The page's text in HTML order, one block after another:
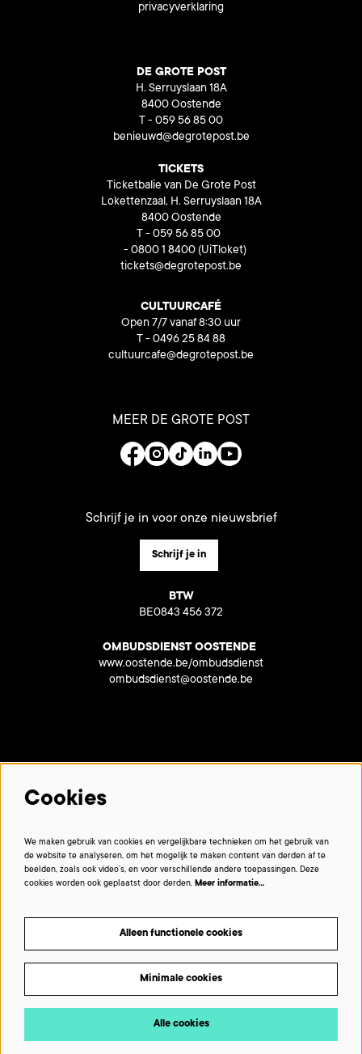
privacyverklaring
DE GROTE POST
H. Serruyslaan 18A
8400 Oostende
T - 059 56 85 00
benieuwd@degrotepost.be
TICKETS
Ticketbalie van De Grote Post
Lokettenzaal, H. Serruyslaan 18A
8400 Oostende
T - 059 56 85 00
- 0800 1 8400 (UiTloket)
tickets@degrotepost.be
CULTUURCAFÉ
Open 7/7 vanaf 8:30 uur
T - 0496 25 84 88
cultuurcafe@degrotepost.be
MEER DE GROTE POST
Schrijf je in voor onze nieuwsbrief
Schrijf je in
BTW
BE0843 456 372
OMBUDSDIENST OOSTENDE
www.oostende.be/ombudsdienst
ombudsdienst@oostende.be
Beelden © VIRAAL - multimedialab De Grote Post © De Grote Post
Cookies
We maken gebruik van cookies en vergelijkbare technieken om het gebruik van
de website te analyseren, om het mogelijk te maken content van derden af te
beelden, zoals ook video’s, en voor verschillende andere toepassingen. Deze
cookies worden ook geplaatst door derden. Meer informatie…
Alleen functionele cookies
Minimale cookies
Alle cookies